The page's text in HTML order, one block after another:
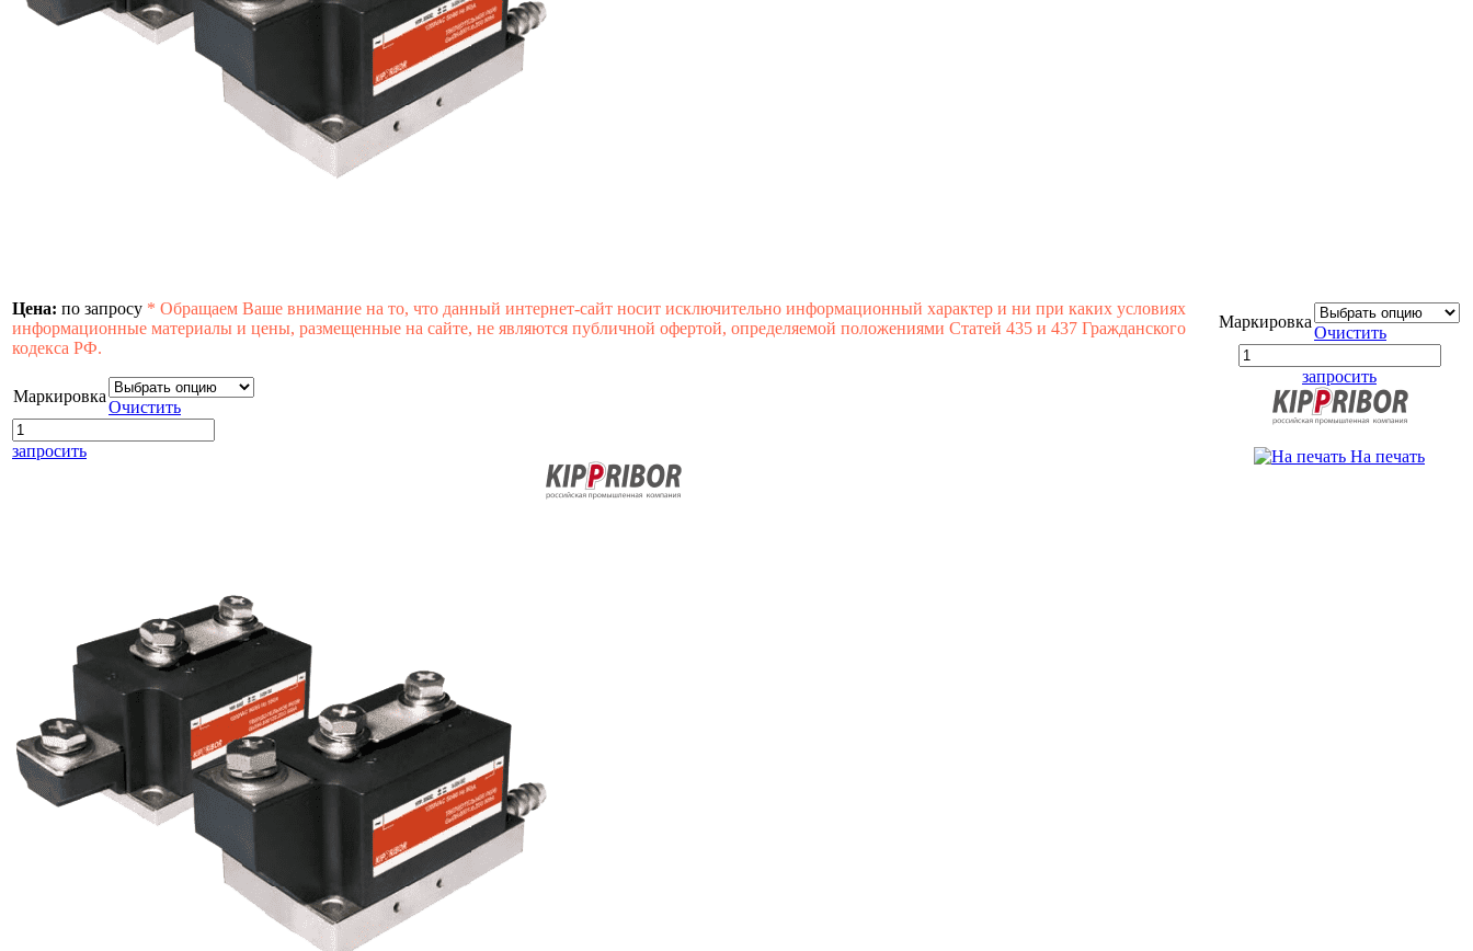
Цена: по запросу * Обращаем Ваше внимание на то, что данный интернет-сайт носит исключительно информационный характер и ни при каких условиях
информационные материалы и цены, размещенные на сайте, не являются публичной офертой, определяемой положениями Статей 435 и 437 Гражданского
кодекса РФ.
Маркировка
Очистить
запросить
Маркировка
Очистить
запросить
На печать